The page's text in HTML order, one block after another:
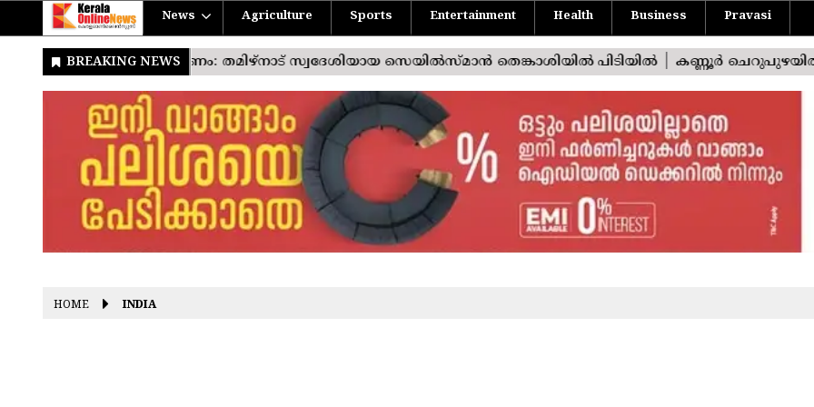
News Agriculture Sports Entertainment Health Business Pravasi
HOME INDIA